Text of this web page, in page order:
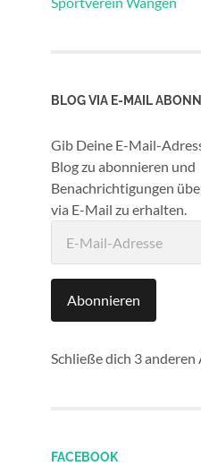
BLOG VIA E-MAIL
Gib Deine E-Mail-
Blog zu abonnieren und
Benachrichtigungen
via E-Mail zu erhalten.
Mail-
Abonnieren
Schließe dich 3
FACEBOOK